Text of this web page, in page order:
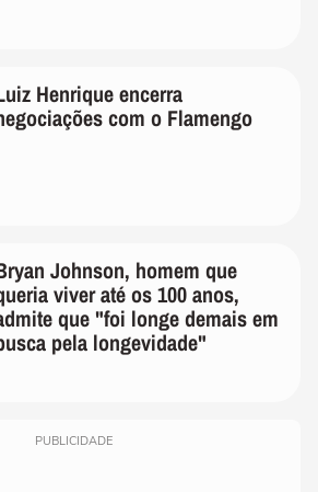
Henrique encerra
com o Flamengo
Johnson, homem que
viver até os 100 anos,
que "foi longe demais em
pela longevidade"
PUBLICIDADE